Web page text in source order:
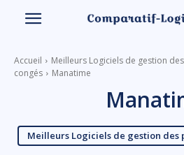
Accueil
Meilleurs Logiciels de gestion
congés
Manatime
Meilleurs Logiciels de gestion des